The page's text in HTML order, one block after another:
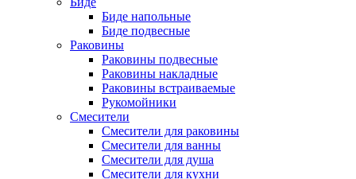
Биде напольные
Биде подвесные
Раковины
Раковины подвесные
Раковины накладные
Раковины встраиваемые
Рукомойники
Смесители
Смесители для раковины
Смесители для ванны
Смесители для душа
Смесители для кухни